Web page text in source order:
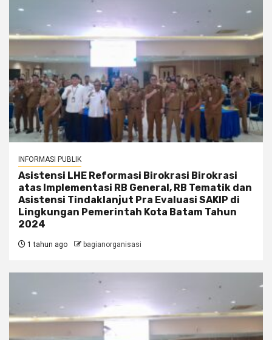
INFORMASI PUBLIK
Asistensi LHE Reformasi Birokrasi Birokrasi
atas Implementasi RB General, RB Tematik dan
Asistensi Tindaklanjut Pra Evaluasi SAKIP di
Lingkungan Pemerintah Kota Batam Tahun
2024
1 tahun ago bagianorganisasi